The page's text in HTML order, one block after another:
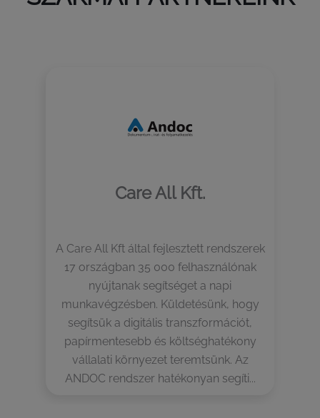
A Care All Kft által fejlesztett rendszerek
17 országban 35 000 felhasználónak
nyújtanak segítséget a napi
munkavégzésben. Küldetésünk, hogy
segítsük a digitális transzformációt,
papírmentesebb és költséghatékony
vállalati környezet teremtsünk. Az
ANDOC rendszer hatékonyan segíti...
Care All Kft.